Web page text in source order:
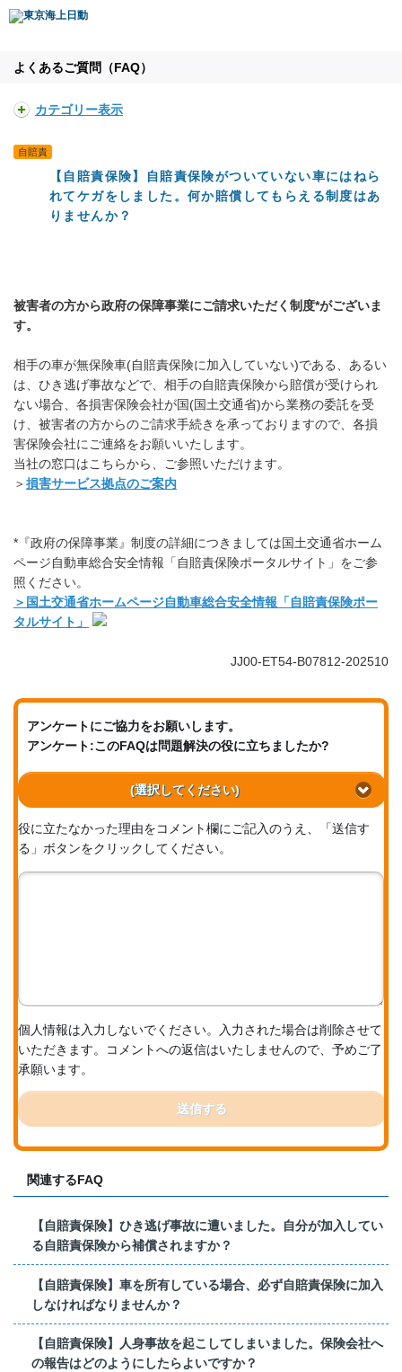
よくあるご質問（FAQ）
カテゴリー表示
自賠責
【自賠責保険】自賠責保険がついていない車にはねら
れてケガをしました。何か賠償してもらえる制度はあ
りませんか？
被害者の方から政府の保障事業にご請求いただく制度*がございま
す。
相手の車が無保険車(自賠責保険に加入していない)である、あるい
は、ひき逃げ事故などで、相手の自賠責保険から賠償が受けられ
ない場合、各損害保険会社が国(国土交通省)から業務の委託を受
け、被害者の方からのご請求手続きを承っておりますので、各損
害保険会社にご連絡をお願いいたします。
当社の窓口はこちらから、ご参照いただけます。
＞損害サービス拠点のご案内
*『政府の保障事業』制度の詳細につきましては国土交通省ホーム
ページ自動車総合安全情報「自賠責保険ポータルサイト」をご参
照ください。
＞国土交通省ホームページ自動車総合安全情報「自賠責保険ポー
タルサイト」
JJ00-ET54-B07812-202510
アンケートにご協力をお願いします。
アンケート:このFAQは問題解決の役に立ちましたか?
(選択してください)
役に立たなかった理由をコメント欄にご記入のうえ、「送信す
る」ボタンをクリックしてください。
個人情報は入力しないでください。入力された場合は削除させて
いただきます。コメントへの返信はいたしませんので、予めご了
承願います。
送信する
関連するFAQ
【自賠責保険】ひき逃げ事故に遭いました。自分が加入してい
る自賠責保険から補償されますか？
【自賠責保険】車を所有している場合、必ず自賠責保険に加入
しなければなりませんか？
【自賠責保険】人身事故を起こしてしまいました。保険会社へ
の報告はどのようにしたらよいですか？